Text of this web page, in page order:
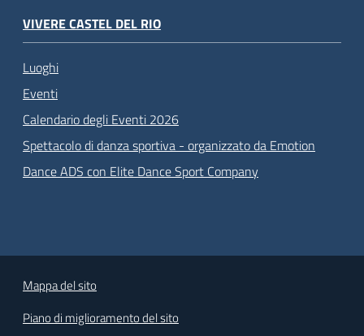
VIVERE CASTEL DEL RIO
Luoghi
Eventi
Calendario degli Eventi 2026
Spettacolo di danza sportiva - organizzato da Emotion
Dance ADS con Elite Dance Sport Company
Mappa del sito
Piano di miglioramento del sito